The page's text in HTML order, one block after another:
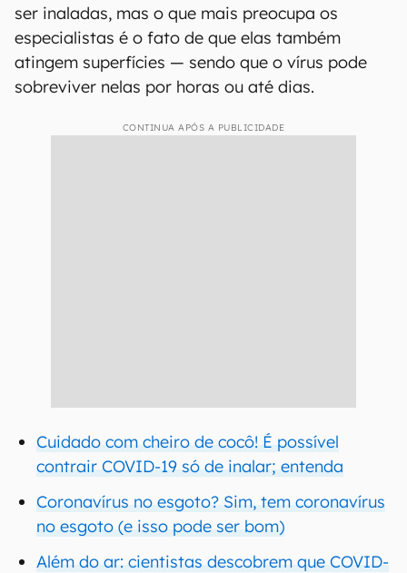
ser inaladas, mas o que mais preocupa os
especialistas é o fato de que elas também
atingem superfícies — sendo que o vírus pode
sobreviver nelas por horas ou até dias.
CONTINUA APÓS A PUBLICIDADE
Cuidado com cheiro de cocô! É possível
contrair COVID-19 só de inalar; entenda
Coronavírus no esgoto? Sim, tem coronavírus
no esgoto (e isso pode ser bom)
Além do ar: cientistas descobrem que COVID-